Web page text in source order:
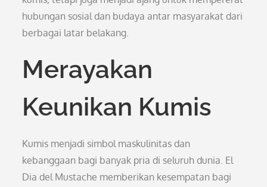
hubungan sosial dan budaya antar masyarakat dari
berbagai latar belakang.
Merayakan
Keunikan Kumis
Kumis menjadi simbol maskulinitas dan
kebanggaan bagi banyak pria di seluruh dunia. El
Dia del Mustache memberikan kesempatan bagi